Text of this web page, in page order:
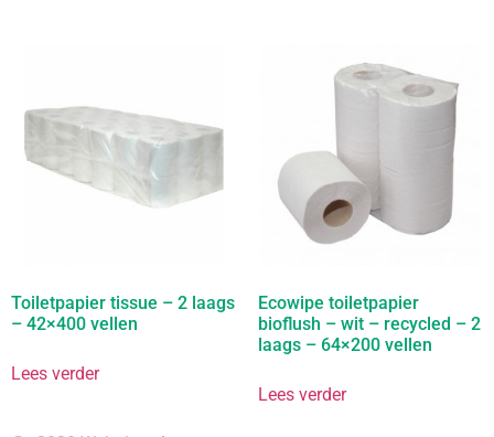
Toiletpapier tissue – 2 laags
– 42×400 vellen
Lees verder
Ecowipe toiletpapier
bioflush – wit – recycled – 2
laags – 64×200 vellen
Lees verder